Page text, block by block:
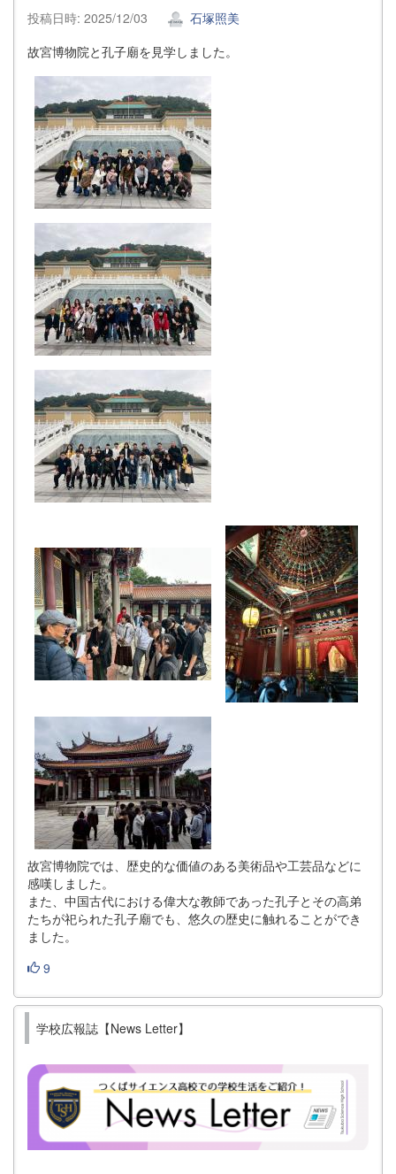
投稿日時: 2025/12/03
石塚照美
故宮博物院と孔子廟を見学しました。
故宮博物院では、歴史的な価値のある美術品や工芸品などに
感嘆しました。
また、中国古代における偉大な教師であった孔子とその高弟
たちが祀られた孔子廟でも、悠久の歴史に触れることができ
ました。
9
学校広報誌【News Letter】